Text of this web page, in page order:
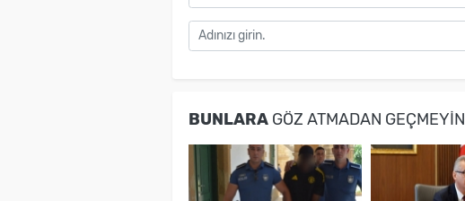
BUNLARAGÖZ ATMADAN GEÇMEYIN